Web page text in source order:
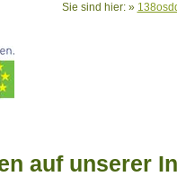
Sie sind hier: »
138.
01169
Tel: (0351)
Mail:
auf unserer